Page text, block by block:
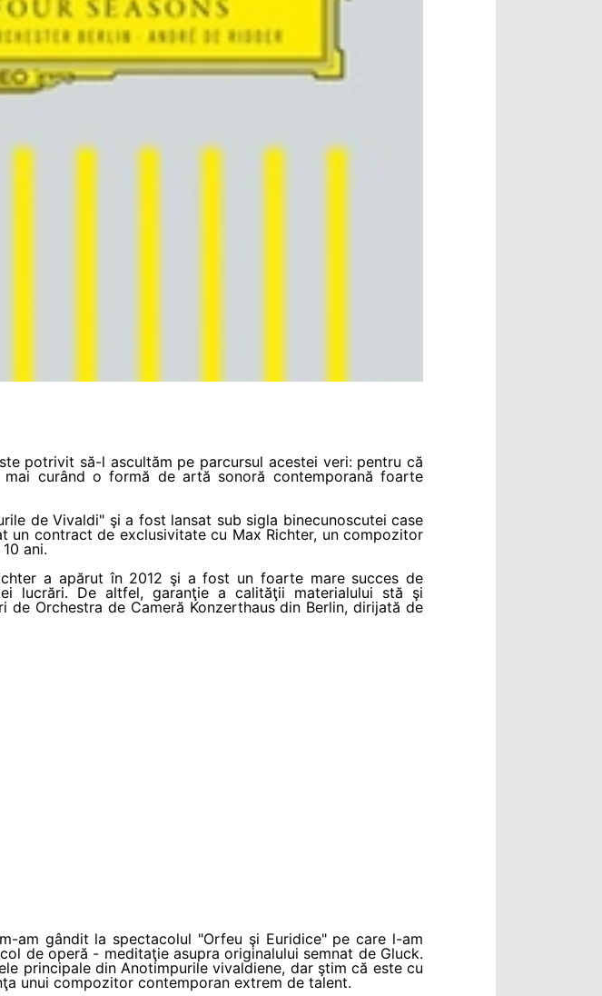
potrivit să-l ascultăm pe parcursul acestei veri: pentru că
curând o formă de artă sonoră contemporană foarte
de Vivaldi" şi a fost lansat sub sigla binecunoscutei case
un contract de exclusivitate cu Max Richter, un compozitor
ani.
a apărut în 2012 şi a fost un foarte mare succes de
lucrări. De altfel, garanţie a calităţii materialului stă şi
Orchestra de Cameră Konzerthaus din Berlin, dirijată de
am gândit la spectacolul "Orfeu şi Euridice" pe care l-am
de operă - meditaţie asupra originalului semnat de Gluck.
principale din Anotimpurile vivaldiene, dar ştim că este cu
unui compozitor contemporan extrem de talent.